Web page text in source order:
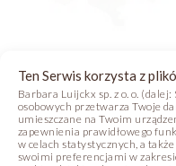
Ten Serwis korzysta z
Barbara Luijckx sp. z o. o.
osobowych przetwarza Twoje
umieszczane na Twoim
zapewnienia prawidłowego
w celach statystycznych, a
swoimi preferencjami w
DINOZAURY
Zdjęcie